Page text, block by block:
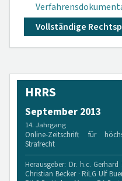
Vollständige
HRRS
September 2013
14. Jahrgang
Online-Zeitschrift für
Strafrecht
Herausgeber: Dr. h.c.
Christian Becker · RiLG Ulf